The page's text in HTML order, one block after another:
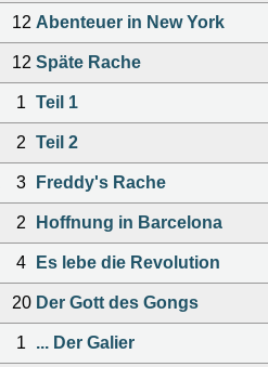
12 Abenteuer in New York
12 Späte Rache
1 Teil 1
2 Teil 2
3 Freddy's Rache
2 Hoffnung in Barcelona
4 Es lebe die Revolution
20 Der Gott des Gongs
1 ... Der Galier